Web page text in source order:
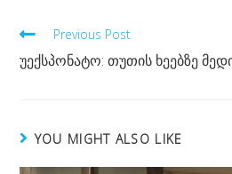
Read
more
Previous Post
უექსპონატო: თუთის ხეებზე
YOU MIGHT ALSO LIKE